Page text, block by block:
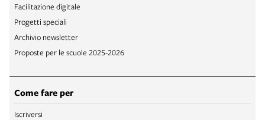
Facilitazione digitale
Progetti speciali
Archivio newsletter
Proposte per le scuole 2025-2026
Come fare per
Iscriversi